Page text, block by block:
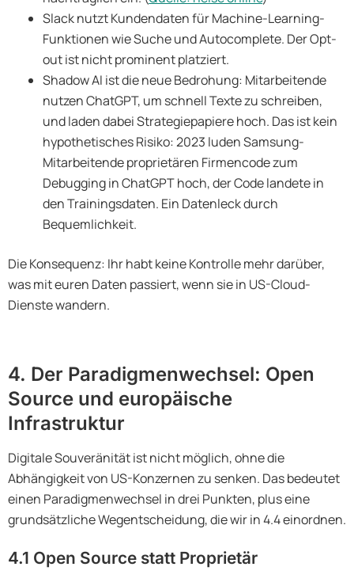
Slack nutzt Kundendaten für Machine-Learning-
Funktionen wie Suche und Autocomplete. Der Opt-
out ist nicht prominent platziert.
Shadow AI ist die neue Bedrohung: Mitarbeitende
nutzen ChatGPT, um schnell Texte zu schreiben,
und laden dabei Strategiepapiere hoch. Das ist kein
hypothetisches Risiko: 2023 luden Samsung-
Mitarbeitende proprietären Firmencode zum
Debugging in ChatGPT hoch, der Code landete in
den Trainingsdaten. Ein Datenleck durch
Bequemlichkeit.
Die Konsequenz: Ihr habt keine Kontrolle mehr darüber,
was mit euren Daten passiert, wenn sie in US-Cloud-
Dienste wandern.
4. Der Paradigmenwechsel: Open
Source und europäische
Infrastruktur
Digitale Souveränität ist nicht möglich, ohne die
Abhängigkeit von US-Konzernen zu senken. Das bedeutet
einen Paradigmenwechsel in drei Punkten, plus eine
grundsätzliche Wegentscheidung, die wir in 4.4 einordnen.
4.1 Open Source statt Proprietär